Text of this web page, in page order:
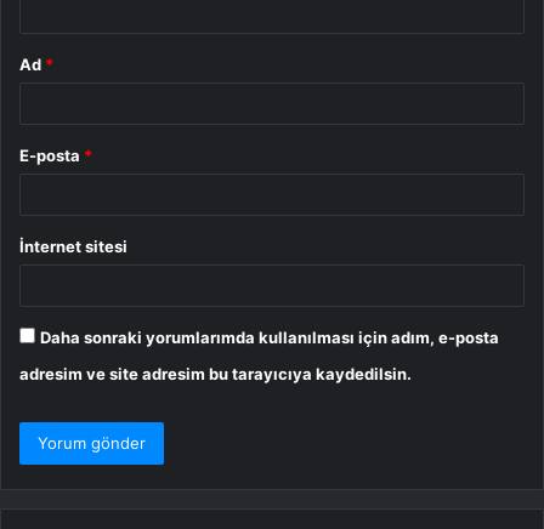
Ad *
E-posta *
İnternet sitesi
Daha sonraki yorumlarımda kullanılması için adım, e-posta
adresim ve site adresim bu tarayıcıya kaydedilsin.